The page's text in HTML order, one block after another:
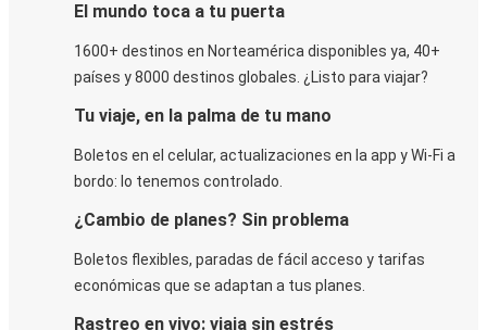
El mundo toca a tu puerta
1600+ destinos en Norteamérica disponibles ya, 40+
países y 8000 destinos globales. ¿Listo para viajar?
Tu viaje, en la palma de tu mano
Boletos en el celular, actualizaciones en la app y Wi-Fi a
bordo: lo tenemos controlado.
¿Cambio de planes? Sin problema
Boletos flexibles, paradas de fácil acceso y tarifas
económicas que se adaptan a tus planes.
Rastreo en vivo: viaja sin estrés